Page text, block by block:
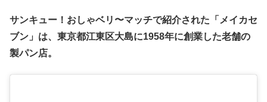
サンキュー！おしゃベリ〜マッチで紹介された「メイカセ
ブン」は、東京都江東区大島に1958年に創業した老舗の
製パン店。